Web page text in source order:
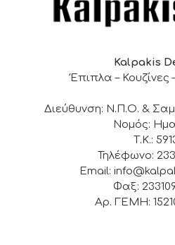
Kalpakis
Έπιπλα – Κουζίνες
Διεύθυνση: Ν.Π.Ο. &
Νομός:
Τ.Κ.:
Τηλέφωνο:
Email:
Φαξ:
Αρ. ΓΕΜΗ: